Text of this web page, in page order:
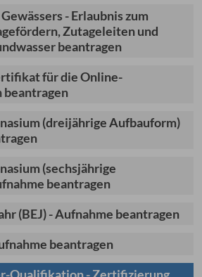
- Erlaubnis zum
Zutageleiten und
beantragen
für die Online-
(dreijährige Aufbauform)
(sechsjährige
beantragen
(BEJ) - Aufnahme beantragen
beantragen
Qualifikation - Zertifizierung